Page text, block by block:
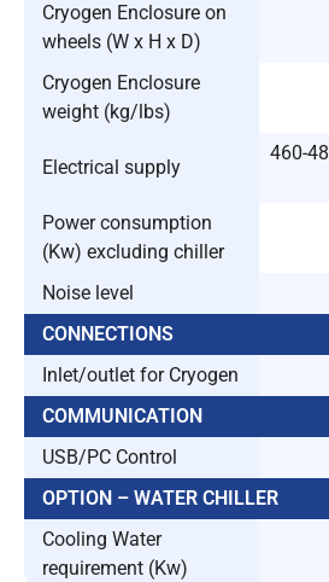
Cryogen Enclosure on
wheels (W x H x D)
Cryogen Enclosure
weight (kg/lbs)
Electrical supply
460-
Power consumption
(Kw) excluding chiller
Noise level
CONNECTIONS
Inlet/outlet for Cryogen
COMMUNICATION
USB/PC Control
OPTION – WATER CHILLER
Cooling Water
requirement (Kw)